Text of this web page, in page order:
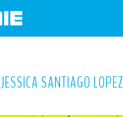
JESSICA SANTIAGO LOPEZ